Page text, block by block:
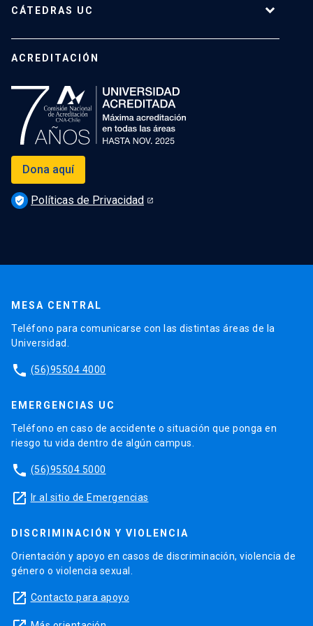
CÁTEDRAS UC
ACREDITACIÓN
Dona aquí
verified_user Políticas de Privacidad
MESA CENTRAL
Teléfono para comunicarse con las distintas áreas de la
Universidad.
phone (56)95504 4000
EMERGENCIAS UC
Teléfono en caso de accidente o situación que ponga en
riesgo tu vida dentro de algún campus.
phone (56)95504 5000
launch Ir al sitio de Emergencias
DISCRIMINACIÓN Y VIOLENCIA
Orientación y apoyo en casos de discriminación, violencia de
género o violencia sexual.
launch Contacto para apoyo